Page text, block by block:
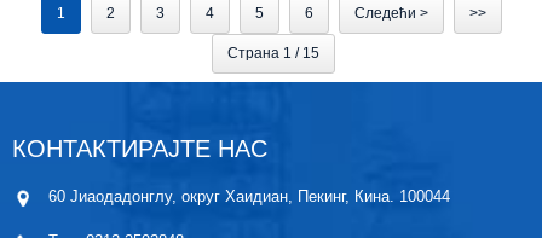
1 2 3 4 5 6 Следећи > >>
Страна 1 / 15
КОНТАКТИРАЈТЕ НАС
60 Јиаодадонглу, округ Хаидиан, Пекинг, Кина. 100044